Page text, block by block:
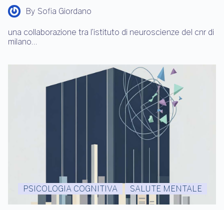
By Sofia Giordano
una collaborazione tra l’istituto di neuroscienze del cnr di
milano…
PSICOLOGIA COGNITIVA SALUTE MENTALE